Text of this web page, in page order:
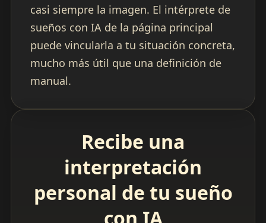
casi siempre la imagen. El intérprete de
sueños con IA de la página principal
puede vincularla a tu situación concreta,
mucho más útil que una definición de
manual.
Recibe una
interpretación
personal de tu sueño